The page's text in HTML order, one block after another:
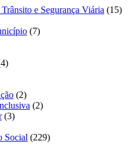
e Segurança Viária (15)
(7)
(2)
(2)
(3)
Social (229)